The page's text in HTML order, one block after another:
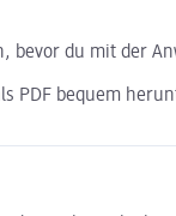
bevor du mit der
PDF bequem